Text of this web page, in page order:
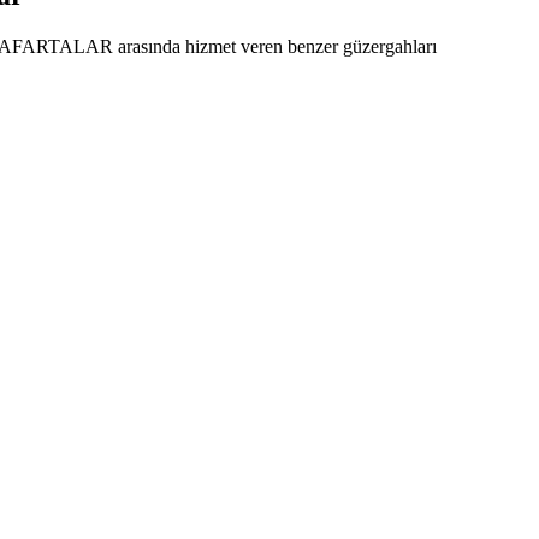
arasında hizmet veren benzer güzergahları